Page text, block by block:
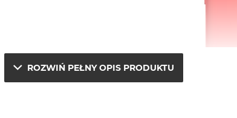
ROZWIŃ PEŁNY OPIS PRODUKTU